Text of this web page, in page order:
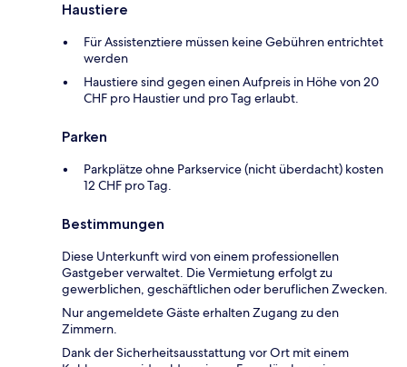
Haustiere
Für Assistenztiere müssen keine Gebühren entrichtet
werden
Haustiere sind gegen einen Aufpreis in Höhe von 20
CHF pro Haustier und pro Tag erlaubt.
Parken
Parkplätze ohne Parkservice (nicht überdacht) kosten
12 CHF pro Tag.
Bestimmungen
Diese Unterkunft wird von einem professionellen
Gastgeber verwaltet. Die Vermietung erfolgt zu
gewerblichen, geschäftlichen oder beruflichen Zwecken.
Nur angemeldete Gäste erhalten Zugang zu den
Zimmern.
Dank der Sicherheitsausstattung vor Ort mit einem